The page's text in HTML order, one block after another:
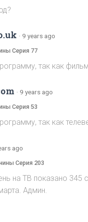
· 9 years ago
Серия 77
так как
· 9 years ago
Серия 53
так как
ago
Серия 203
на ТВ показано
Админ.